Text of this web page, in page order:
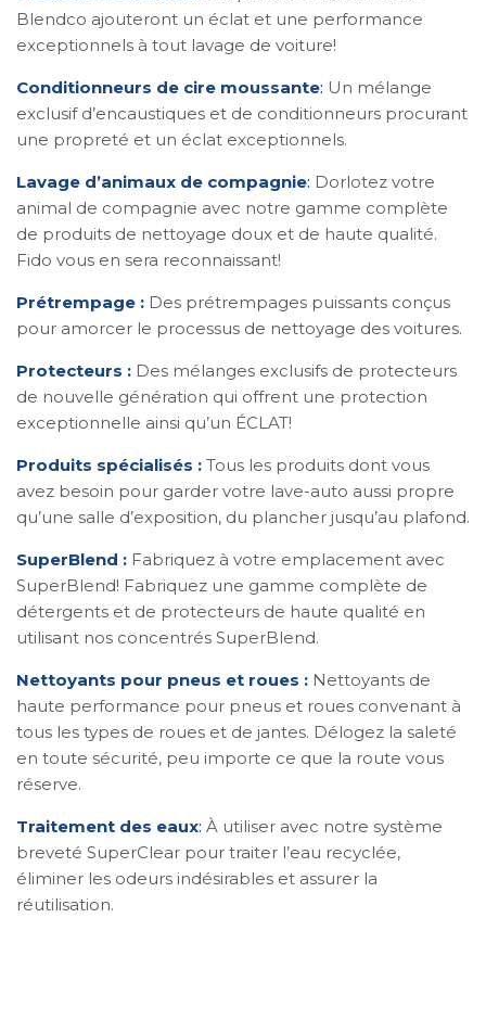
Blendco ajouteront un éclat et une performance
exceptionnels à tout lavage de voiture!
Conditionneurs de cire moussante: Un mélange
exclusif d’encaustiques et de conditionneurs procurant
une propreté et un éclat exceptionnels.
Lavage d’animaux de compagnie: Dorlotez votre
animal de compagnie avec notre gamme complète
de produits de nettoyage doux et de haute qualité.
Fido vous en sera reconnaissant!
Prétrempage : Des prétrempages puissants conçus
pour amorcer le processus de nettoyage des voitures.
Protecteurs : Des mélanges exclusifs de protecteurs
de nouvelle génération qui offrent une protection
exceptionnelle ainsi qu’un ÉCLAT!
Produits spécialisés : Tous les produits dont vous
avez besoin pour garder votre lave-auto aussi propre
qu’une salle d’exposition, du plancher jusqu’au plafond.
SuperBlend : Fabriquez à votre emplacement avec
SuperBlend! Fabriquez une gamme complète de
détergents et de protecteurs de haute qualité en
utilisant nos concentrés SuperBlend.
Nettoyants pour pneus et roues : Nettoyants de
haute performance pour pneus et roues convenant à
tous les types de roues et de jantes. Délogez la saleté
en toute sécurité, peu importe ce que la route vous
réserve.
Traitement des eaux: À utiliser avec notre système
breveté SuperClear pour traiter l’eau recyclée,
éliminer les odeurs indésirables et assurer la
réutilisation.